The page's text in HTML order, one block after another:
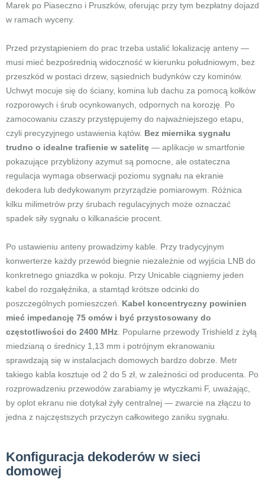
Marek po Piaseczno i Pruszków, oferując przy tym bezpłatny dojazd
w ramach wyceny.
Przed przystąpieniem do prac trzeba ustalić lokalizację anteny —
musi mieć bezpośrednią widoczność w kierunku południowym, bez
przeszkód w postaci drzew, sąsiednich budynków czy kominów.
Uchwyt mocuje się do ściany, komina lub dachu za pomocą kołków
rozporowych i śrub ocynkowanych, odpornych na korozję. Po
zamocowaniu czaszy przystępujemy do najważniejszego etapu,
czyli precyzyjnego ustawienia kątów. Bez miernika sygnału
trudno o idealne trafienie w satelitę — aplikacje w smartfonie
pokazujące przybliżony azymut są pomocne, ale ostateczna
regulacja wymaga obserwacji poziomu sygnału na ekranie
dekodera lub dedykowanym przyrządzie pomiarowym. Różnica
kilku milimetrów przy śrubach regulacyjnych może oznaczać
spadek siły sygnału o kilkanaście procent.
Po ustawieniu anteny prowadzimy kable. Przy tradycyjnym
konwerterze każdy przewód biegnie niezależnie od wyjścia LNB do
konkretnego gniazdka w pokoju. Przy Unicable ciągniemy jeden
kabel do rozgałęźnika, a stamtąd krótsze odcinki do
poszczególnych pomieszczeń. Kabel koncentryczny powinien
mieć impedancję 75 omów i być przystosowany do
częstotliwości do 2400 MHz . Popularne przewody Trishield z żyłą
miedzianą o średnicy 1,13 mm i potrójnym ekranowaniu
sprawdzają się w instalacjach domowych bardzo dobrze. Metr
takiego kabla kosztuje od 2 do 5 zł, w zależności od producenta. Po
rozprowadzeniu przewodów zarabiamy je wtyczkami F, uważając,
by oplot ekranu nie dotykał żyły centralnej — zwarcie na złączu to
jedna z najczęstszych przyczyn całkowitego zaniku sygnału.
Konfiguracja dekoderów w sieci
domowej